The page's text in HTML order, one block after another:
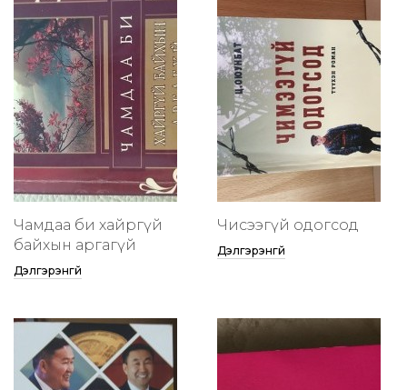
Чамдаа би хайргүй
байхын аргагүй
Дэлгэрэнгүй
Чисээгүй одогсод
Дэлгэрэнгүй